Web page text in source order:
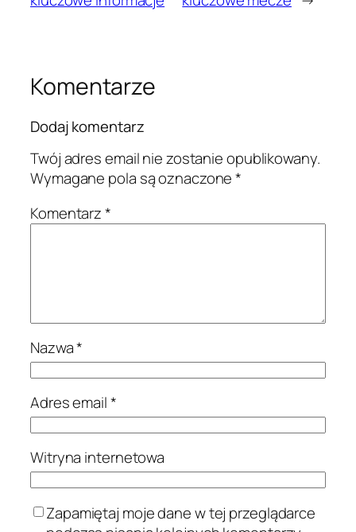
Komentarze
Dodaj komentarz
Twój adres email nie zostanie opublikowany.
Wymagane pola są oznaczone*
Komentarz*
Nazwa*
Adres email*
Witryna internetowa
Zapamiętaj moje dane w tej przeglądarce